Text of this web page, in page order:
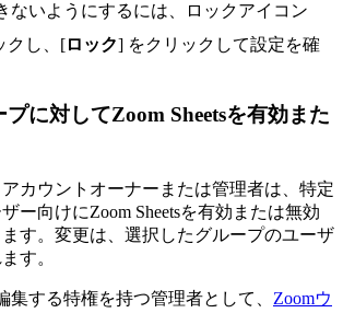
ないようにするには、ロックアイコン
クし、[ロック] をクリックして設定を確
プに対してZoom Sheetsを有効また
カウントオーナーまたは管理者は、特定
ー向けにZoom Sheetsを有効または無効
す。変更は、選択したグループのユーザ
す。
集する特権を持つ管理者として、 Zoomウ